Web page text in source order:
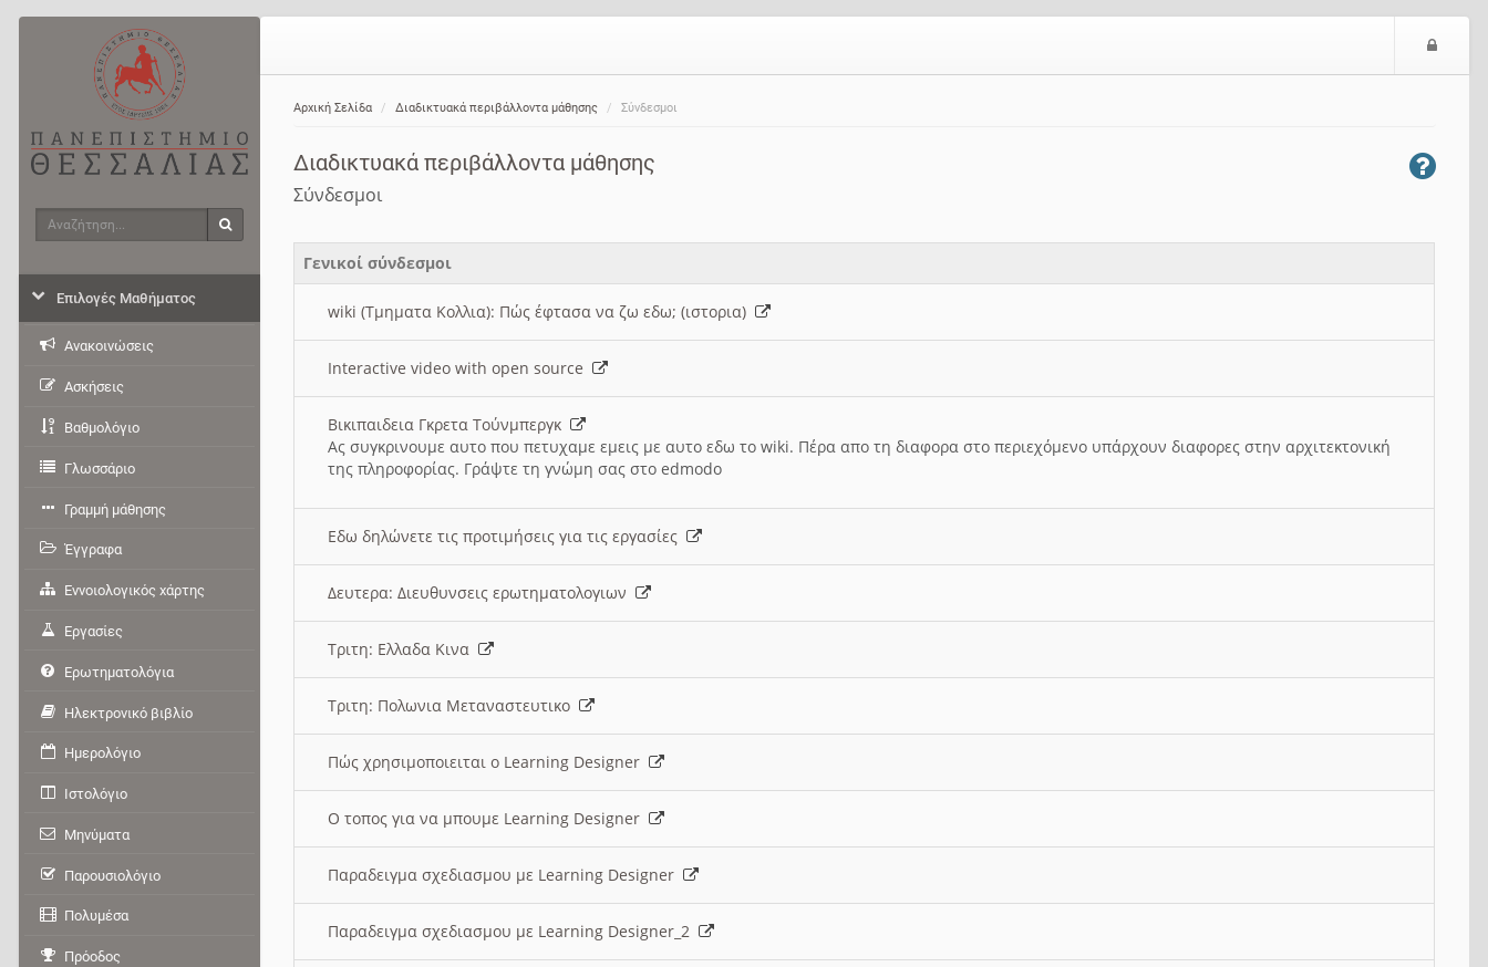
Αρχική Σελίδα Διαδικτυακά περιβάλλοντα μάθησης Σύνδεσμοι
Διαδικτυακά περιβάλλοντα μάθησης
Σύνδεσμοι
Γενικοί σύνδεσμοι
wiki (Τμηματα Κολλια): Πώς έφτασα να ζω εδω; (ιστορια)
Interactive video with open source
Βικιπαιδεια Γκρετα Τούνμπεργκ
Ας συγκρινουμε αυτο που πετυχαμε εμεις με αυτο εδω το wiki. Πέρα απο τη διαφορα στο περιεχόμενο υπάρχουν διαφορες στην αρχιτεκτονική
της πληροφορίας. Γράψτε τη γνώμη σας στο edmodo
Εδω δηλώνετε τις προτιμήσεις για τις εργασίες
Δευτερα: Διευθυνσεις ερωτηματολογιων
Τριτη: Ελλαδα Κινα
Τριτη: Πολωνια Μεταναστευτικο
Πώς χρησιμοποιειται ο Learning Designer
O τοπος για να μπουμε Learning Designer
Παραδειγμα σχεδιασμου με Learning Designer
Παραδειγμα σχεδιασμου με Learning Designer_2
Αναζήτηση
Επιλογές Μαθήματος
Ανακοινώσεις
Ασκήσεις
Βαθμολόγιο
Γλωσσάριο
Γραμμή μάθησης
Έγγραφα
Εννοιολογικός χάρτης
Εργασίες
Ερωτηματολόγια
Ηλεκτρονικό βιβλίο
Ημερολόγιο
Ιστολόγιο
Μηνύματα
Παρουσιολόγιο
Πολυμέσα
Πρόοδος